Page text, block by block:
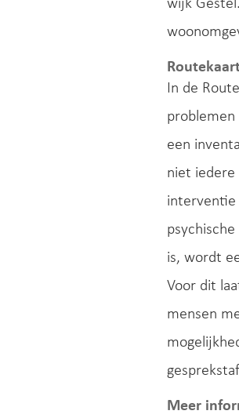
wijk
In de
problemen
een
niet iedere
interventie
is, wordt
Voor dit
mensen
Meer